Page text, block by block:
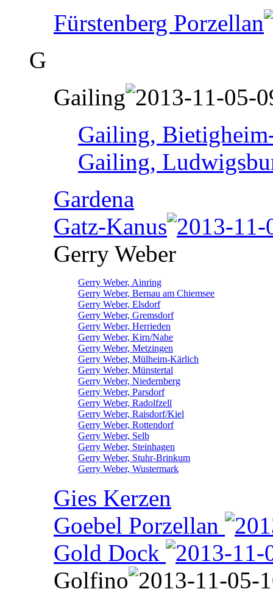
Fürstenberg Porzellan
G
Gailing
Gailing,
Gailing,
Gardena
Gatz-Kanus
Gerry Weber
Gerry Weber, Ainring
Gerry Weber, Bernau am Chiemsee
Gerry Weber, Elsdorf
Gerry Weber, Gremsdorf
Gerry Weber, Herrieden
Gerry Weber, Kirn/Nahe
Gerry Weber, Metzingen
Gerry Weber, Mülheim-Kärlich
Gerry Weber, Münstertal
Gerry Weber, Niedernberg
Gerry Weber, Parsdorf
Gerry Weber, Radolfzell
Gerry Weber, Raisdorf/Kiel
Gerry Weber, Rottendorf
Gerry Weber, Selb
Gerry Weber, Steinhagen
Gerry Weber, Stuhr-Brinkum
Gerry Weber, Wustermark
Gies Kerzen
Goebel Porzellan
Gold Dock
Golfino